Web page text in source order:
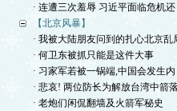
· 连遭三次羞辱 习近平面临危机还
【北京风暴】
· 我被大陆朋友问到的扎心北京乱
· 何卫东被抓只能是这件大事
· 习家军若被一锅端,中国会发生内
· 悲哀! 两位防长为解放台湾中箭
· 老炮们闲侃翻墙及火箭军秘史